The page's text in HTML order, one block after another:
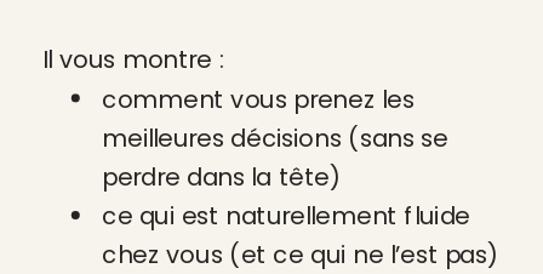
Il vous montre :
comment vous prenez les
meilleures décisions (sans se
perdre dans la tête)
ce qui est naturellement fluide
chez vous (et ce qui ne l’est pas)